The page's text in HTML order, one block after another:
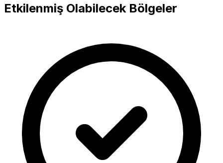
Etkilenmiş Olabilecek Bölgeler